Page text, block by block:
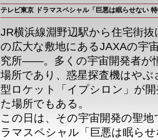
テレビ東京 ドラマスペシャル「巨悪は眠らせない
JR横浜線淵野辺駅から住宅街抜
の広大な敷地にあるJAXAの宇
究所――。多くの宇宙開発者が
場所であり、惑星探査機はやぶ
型ロケット「イプシロン」が
た場所でもある。
この日は、その宇宙開発の聖地
ラマスペシャル「巨悪は眠ら